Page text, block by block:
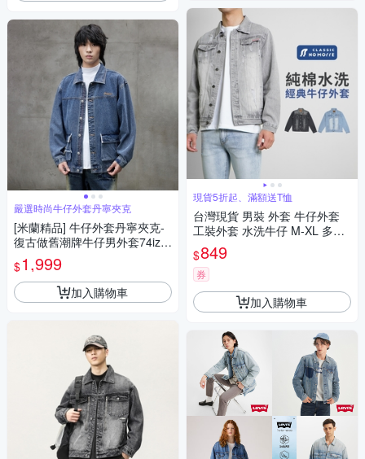
嚴選時尚牛仔外套丹寧夾克
[米蘭精品] 牛仔外套丹寧夾克-
復古做舊潮牌牛仔男外套74iz4
$1,999
加入購物車
現貨5折起、滿額送T恤
台灣現貨 男裝 外套 牛仔外套
工裝外套 水洗牛仔 M-XL 多色
【NoMorre】#1233
$849
券
加入購物車